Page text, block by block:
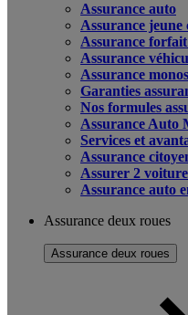
Assurance auto
Assurance
Assurance
Assurance
Assurance
Garanties
Nos formules
Assurance Auto
Services et
Assurance
Assurer 2
Assurance auto
Assurance deux roues
Assurance deux roues